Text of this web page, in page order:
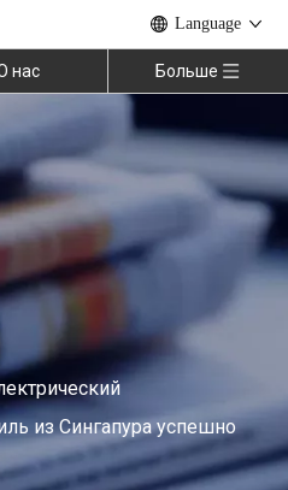
Language
нас Больше
из Сингапура успешно